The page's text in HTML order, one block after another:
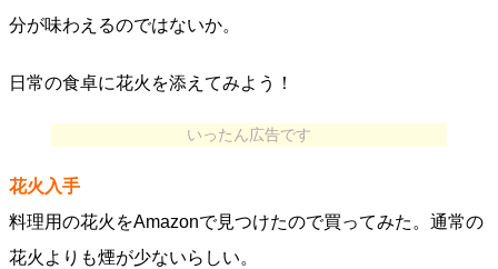
分が味わえるのではないか。
日常の食卓に花火を添えてみよう！
いったん広告です
花火入手
料理用の花火をAmazonで見つけたので買ってみた。通常の
花火よりも煙が少ないらしい。